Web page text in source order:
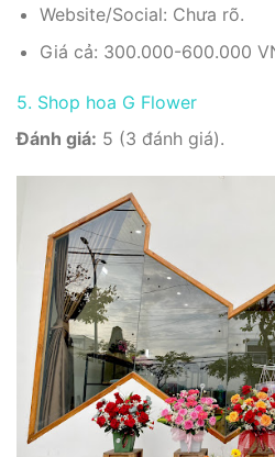
Website/Social: Chưa rõ.
Giá cả: 300.000-600.000
5. Shop hoa G Flower
Đánh giá: 5 (3 đánh giá).